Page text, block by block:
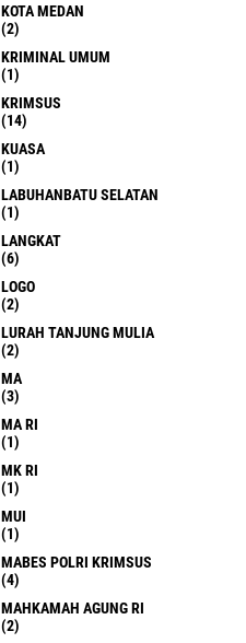
KOTA MEDAN
(2)
KRIMINAL UMUM
(1)
KRIMSUS
(14)
KUASA
(1)
LABUHANBATU SELATAN
(1)
LANGKAT
(6)
LOGO
(2)
LURAH TANJUNG MULIA
(2)
MA
(3)
MA RI
(1)
MK RI
(1)
MUI
(1)
MABES POLRI KRIMSUS
(4)
MAHKAMAH AGUNG RI
(2)